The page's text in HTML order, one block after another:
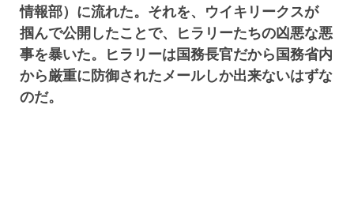
情報部）に流れた。それを、ウイキリークスが
掴んで公開したことで、ヒラリーたちの凶悪な悪
事を暴いた。ヒラリーは国務長官だから国務省内
から厳重に防御されたメールしか出来ないはずな
のだ。